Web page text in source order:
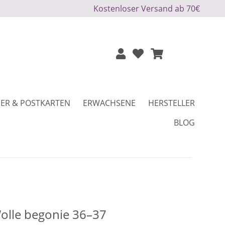
Kostenloser Versand ab 70€
& POSTKARTEN ERWACHSENE
HERSTELLER
BLOG
begonie 36–37